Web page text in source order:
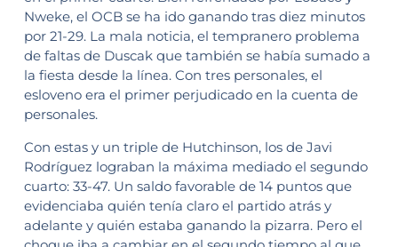
Nweke, el OCB se ha ido ganando tras diez minutos
por 21-29. La mala noticia, el tempranero problema
de faltas de Duscak que también se había sumado a
la fiesta desde la línea. Con tres personales, el
esloveno era el primer perjudicado en la cuenta de
personales.
Con estas y un triple de Hutchinson, los de Javi
Rodríguez lograban la máxima mediado el segundo
cuarto: 33-47. Un saldo favorable de 14 puntos que
evidenciaba quién tenía claro el partido atrás y
adelante y quién estaba ganando la pizarra. Pero el